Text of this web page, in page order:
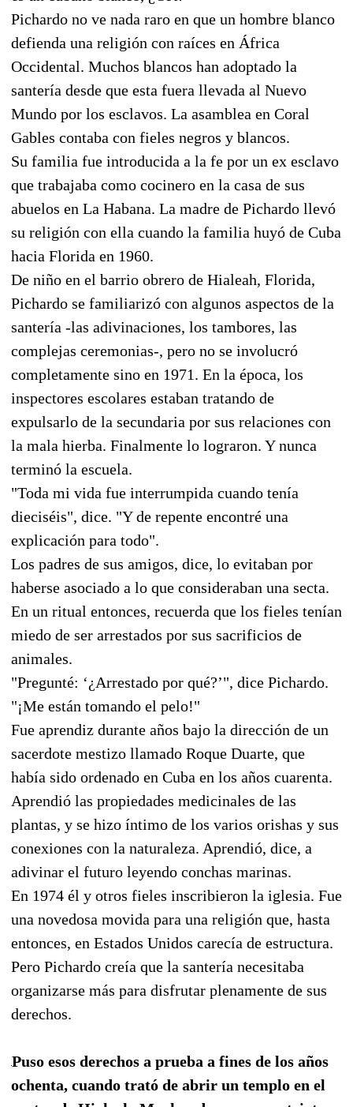
Pichardo no ve nada raro en que un hombre blanco
defienda una religión con raíces en África
Occidental. Muchos blancos han adoptado la
santería desde que esta fuera llevada al Nuevo
Mundo por los esclavos. La asamblea en Coral
Gables contaba con fieles negros y blancos.
Su familia fue introducida a la fe por un ex esclavo
que trabajaba como cocinero en la casa de sus
abuelos en La Habana. La madre de Pichardo llevó
su religión con ella cuando la familia huyó de Cuba
hacia Florida en 1960.
De niño en el barrio obrero de Hialeah, Florida,
Pichardo se familiarizó con algunos aspectos de la
santería -las adivinaciones, los tambores, las
complejas ceremonias-, pero no se involucró
completamente sino en 1971. En la época, los
inspectores escolares estaban tratando de
expulsarlo de la secundaria por sus relaciones con
la mala hierba. Finalmente lo lograron. Y nunca
terminó la escuela.
"Toda mi vida fue interrumpida cuando tenía
dieciséis", dice. "Y de repente encontré una
explicación para todo".
Los padres de sus amigos, dice, lo evitaban por
haberse asociado a lo que consideraban una secta.
En un ritual entonces, recuerda que los fieles tenían
miedo de ser arrestados por sus sacrificios de
animales.
"Pregunté: ‘¿Arrestado por qué?’", dice Pichardo.
"¡Me están tomando el pelo!"
Fue aprendiz durante años bajo la dirección de un
sacerdote mestizo llamado Roque Duarte, que
había sido ordenado en Cuba en los años cuarenta.
Aprendió las propiedades medicinales de las
plantas, y se hizo íntimo de los varios orishas y sus
conexiones con la naturaleza. Aprendió, dice, a
adivinar el futuro leyendo conchas marinas.
En 1974 él y otros fieles inscribieron la iglesia. Fue
una novedosa movida para una religión que, hasta
entonces, en Estados Unidos carecía de estructura.
Pero Pichardo creía que la santería necesitaba
organizarse más para disfrutar plenamente de sus
derechos.
Puso esos derechos a prueba a fines de los años
ochenta, cuando trató de abrir un templo en el